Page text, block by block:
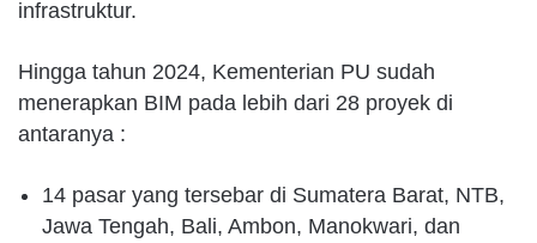
infrastruktur.
Hingga tahun 2024, Kementerian PU sudah
menerapkan BIM pada lebih dari 28 proyek di
antaranya :
14 pasar yang tersebar di Sumatera Barat, NTB,
Jawa Tengah, Bali, Ambon, Manokwari, dan